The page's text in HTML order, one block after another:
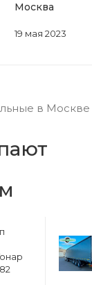
19 мая 2023
Москва
в Москве